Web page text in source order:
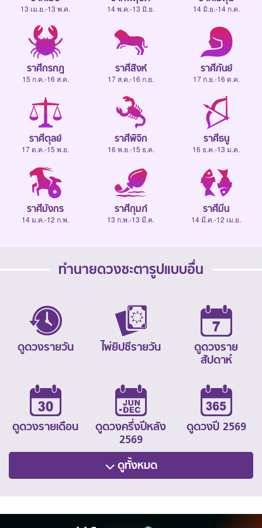
13 เม.ย.-13 พ.ค. 14 พ.ค.-13 มิ.ย. 14 มิ.ย.-14 ก.ค.
ราศีกรกฎ
15 ก.ค.-16 ส.ค.
ราศีสิงห์
17 ส.ค.-16 ก.ย.
ราศีกันย์
17 ก.ย.-16 ต.ค.
ราศีตุลย์
17 ต.ค.-15 พ.ย.
ราศีพิจิก
16 พ.ย.-15 ธ.ค.
ราศีธนู
16 ธ.ค.-13 ม.ค.
ราศีมังกร
14 ม.ค.-12 ก.พ.
ราศีกุมภ์
13 ก.พ.-13 มี.ค.
ราศีมีน
14 มี.ค.-12 เม.ย.
ทำนายดวงชะตารูปแบบอื่น
ดูดวงรายวัน ไพ่ยิปซีรายวัน
ดูดวงราย
สัปดาห์
ดูดวงรายเดือน
ดูดวงครึ่งปีหลัง
2569
ดูดวงปี 2569
ดูทั้งหมด